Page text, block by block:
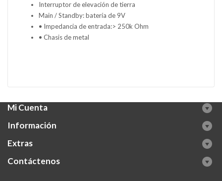
Interruptor de elevación de tierra
Main / Standby: batería de 9V
• Impedancia de entrada:> 250k Ohm
• Chasis de metal
Mi Cuenta
Información
Extras
Contáctenos